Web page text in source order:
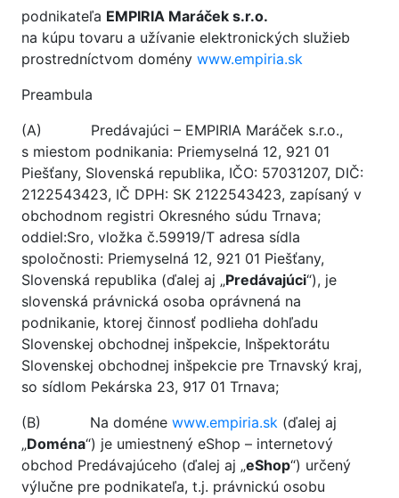
podnikateľa EMPIRIA Maráček s.r.o.
na kúpu tovaru a užívanie elektronických služieb
prostredníctvom domény www.empiria.sk
Preambula
(A) Predávajúci – EMPIRIA Maráček s.r.o.,
s miestom podnikania: Priemyselná 12, 921 01
Piešťany, Slovenská republika, IČO: 57031207, DIČ:
2122543423, IČ DPH: SK 2122543423, zapísaný v
obchodnom registri Okresného súdu Trnava;
oddiel:Sro, vložka č.59919/T adresa sídla
spoločnosti: Priemyselná 12, 921 01 Piešťany,
Slovenská republika (ďalej aj „Predávajúci“), je
slovenská právnická osoba oprávnená na
podnikanie, ktorej činnosť podlieha dohľadu
Slovenskej obchodnej inšpekcie, Inšpektorátu
Slovenskej obchodnej inšpekcie pre Trnavský kraj,
so sídlom Pekárska 23, 917 01 Trnava;
(B) Na doméne www.empiria.sk (ďalej aj
„Doména“) je umiestnený eShop – internetový
obchod Predávajúceho (ďalej aj „eShop“) určený
výlučne pre podnikateľa, t.j. právnickú osobu